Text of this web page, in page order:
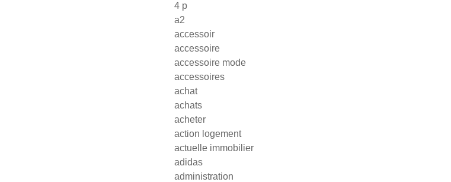
4 p
a2
accessoir
accessoire
accessoire mode
accessoires
achat
achats
acheter
action logement
actuelle immobilier
adidas
administration